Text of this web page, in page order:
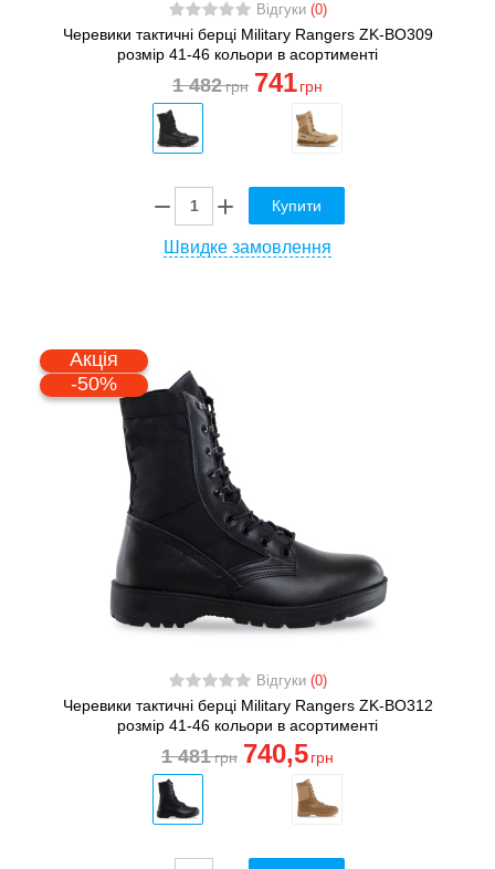
Відгуки (0)
Черевики тактичні берці Military Rangers ZK-BO309
розмір 41-46 кольори в асортименті
1 482грн 741 грн
Купити
Швидке замовлення
Акція
-50%
Відгуки (0)
Черевики тактичні берці Military Rangers ZK-BO312
розмір 41-46 кольори в асортименті
1 481грн 740,5 грн